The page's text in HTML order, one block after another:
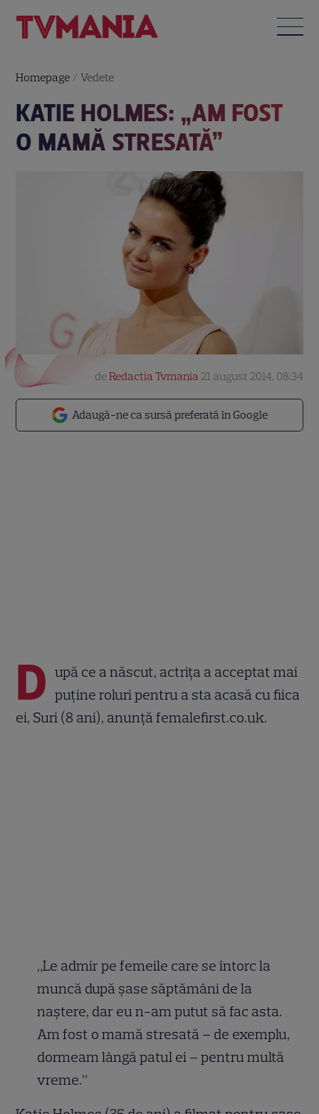
Homepage /Vedete
KATIE HOLMES: „AM FOST
O MAMĂ STRESATĂ”
Adaugă-ne ca sursă preferată în Google
deRedactia Tvmania 21 august 2014, 08:34
D upă ce a născut, actrița a acceptat mai
puține roluri pentru a sta acasă cu fiica
ei, Suri (8 ani), anunță femalefirst.co.uk.
„Le admir pe femeile care se întorc la
muncă după șase săptămâni de la
naștere, dar eu n-am putut să fac asta.
Am fost o mamă stresată – de exemplu,
dormeam lângă patul ei – pentru multă
vreme.”